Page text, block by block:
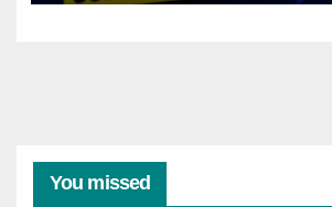
You missed